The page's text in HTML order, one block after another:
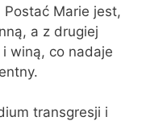
Postać Marie jest,
a z drugiej
winą, co nadaje
transgresji i